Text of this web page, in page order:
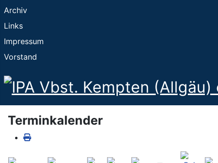
Archiv
Links
Impressum
Vorstand
Terminkalender